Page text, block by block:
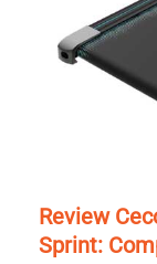
Review
Sprint: